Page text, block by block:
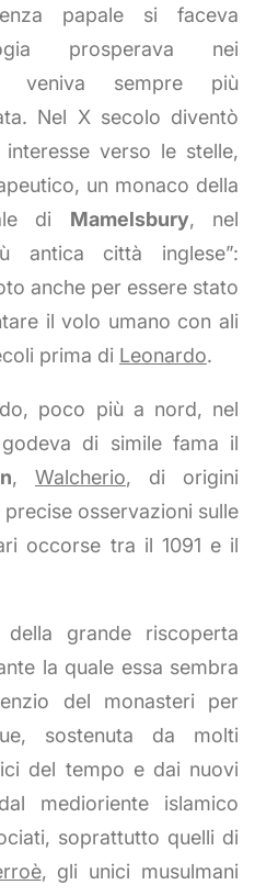
papale si faceva
prosperava nei
veniva sempre più
Nel X secolo diventò
verso le stelle,
un monaco della
di Mamelsbury, nel
antica città inglese”:
anche per essere stato
il volo umano con ali
prima di Leonardo.
poco più a nord, nel
di simile fama il
, Walcherio, di origini
osservazioni sulle
occorse tra il 1091 e il
della grande riscoperta
la quale essa sembra
del monasteri per
sostenuta da molti
del tempo e dai nuovi
medioriente islamico
soprattutto quelli di
, gli unici musulmani